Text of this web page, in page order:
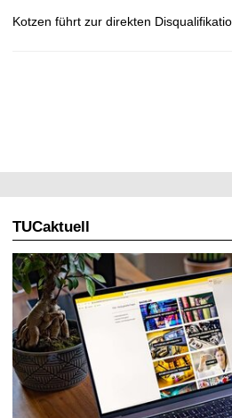
Kotzen führt zur direkten
TUCaktuell